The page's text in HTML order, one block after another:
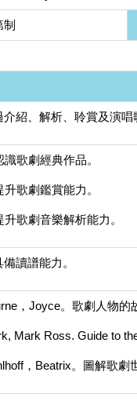
介紹、解析、聆賞及演唱
識歌劇經典作品。
升歌劇鑑賞能力。
升歌劇音樂解析能力。
備讀譜能力。
，Joyce。歌劇人物的
Mark Ross. Guide to
，Beatrix。圖解歌劇